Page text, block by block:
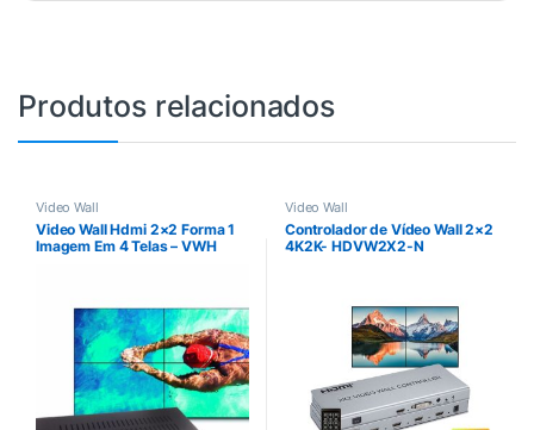
Produtos relacionados
Video Wall
Video Wall Hdmi 2×2 Forma 1
Imagem Em 4 Telas – VWH
Video Wall
Controlador de Vídeo Wall 2×2
4K2K- HDVW2X2-N